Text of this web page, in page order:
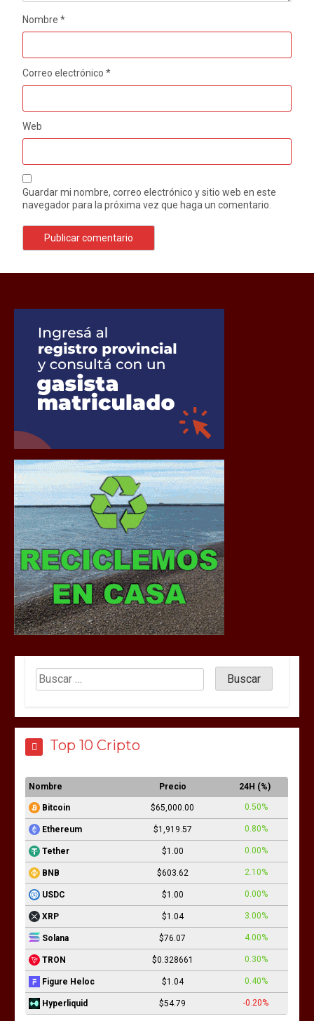
Nombre*
Correo electrónico*
Web
Guardar mi nombre, correo electrónico y sitio web en este
navegador para la próxima vez que haga un comentario.
Top 10 Cripto
Nombre Precio 24H (%)
Bitcoin $65,000.00 0.50%
Ethereum $1,919.57 0.80%
Tether $1.00 0.00%
BNB $603.62 2.10%
USDC $1.00 0.00%
XRP $1.04 3.00%
Solana $76.07 4.00%
TRON $0.328661 0.30%
Figure Heloc $1.04 0.40%
Hyperliquid $54.79 -0.20%